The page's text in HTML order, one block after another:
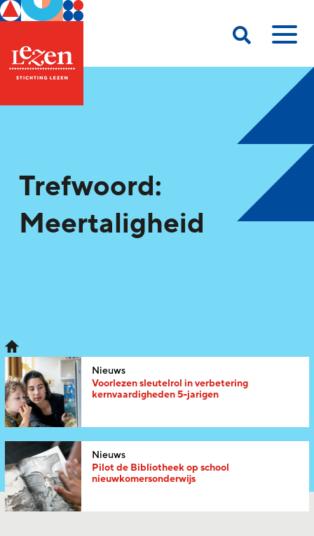
Trefwoord:
Meertaligheid
Nieuws
Voorlezen sleutelrol in verbetering
kernvaardigheden 5-jarigen
Nieuws
Pilot de Bibliotheek op school
nieuwkomersonderwijs